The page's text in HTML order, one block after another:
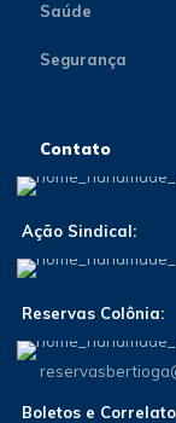
Saúde
Segurança
Contato
Ação Sindical:
Reservas Colônia:
Boletos e